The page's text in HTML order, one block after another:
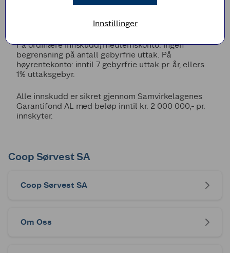
På ordinære innskudd/medlemskonto: ingen
begrensning på antall gebyrfrie uttak. På
høyrentekonto: inntil 7 gebyrfrie uttak pr. år, ellers
1% uttaksgebyr.
Alle innskudd er sikret gjennom Samvirkelagenes
Garantifond AL med beløp inntil kr. 2 000 000,- pr.
innskyter.
Coop Sørvest SA
Coop Sørvest SA
Om Oss
Innstillinger